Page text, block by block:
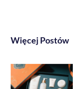
Więcej Postów